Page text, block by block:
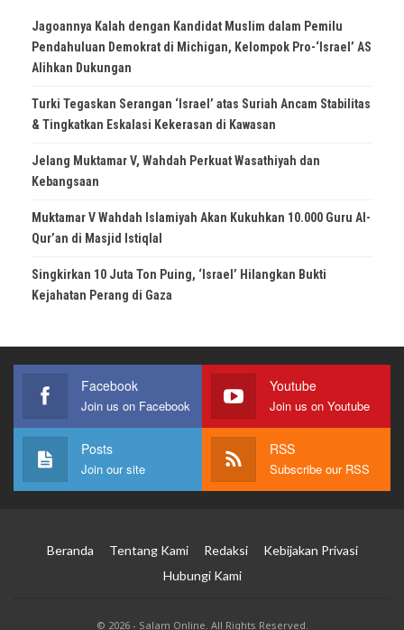
Jagoannya Kalah dengan Kandidat Muslim dalam Pemilu
Pendahuluan Demokrat di Michigan, Kelompok Pro-‘Israel’ AS
Alihkan Dukungan
Turki Tegaskan Serangan ‘Israel’ atas Suriah Ancam Stabilitas
& Tingkatkan Eskalasi Kekerasan di Kawasan
Jelang Muktamar V, Wahdah Perkuat Wasathiyah dan
Kebangsaan
Muktamar V Wahdah Islamiyah Akan Kukuhkan 10.000 Guru Al-
Qur’an di Masjid Istiqlal
Singkirkan 10 Juta Ton Puing, ‘Israel’ Hilangkan Bukti
Kejahatan Perang di Gaza
Facebook
Join us on Facebook
Youtube
Join us on Youtube
Posts
Join our site
RSS
Subscribe our RSS
Beranda Tentang Kami Redaksi
Kebijakan Privasi
Hubungi Kami
© 2026 - Salam Online. All Rights Reserved.